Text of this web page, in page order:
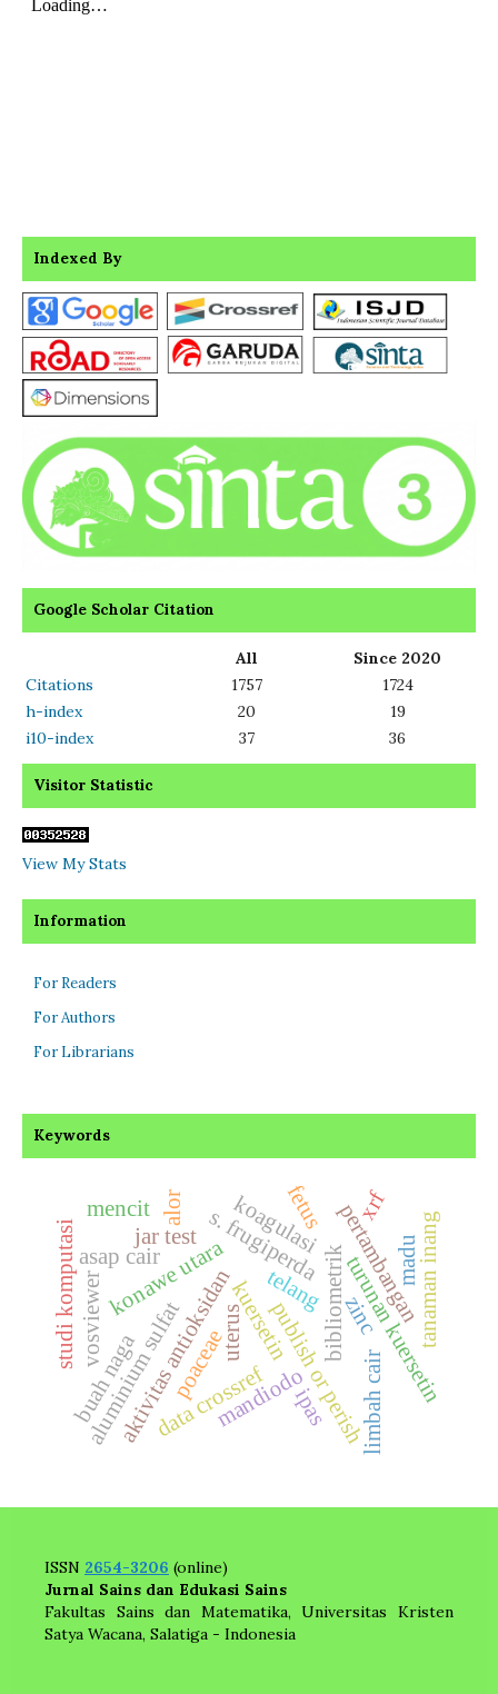
Indexed By
Google Scholar Citation
All
Since 2020
Citations
1757
1724
h-index
20
19
i10-index
37 36
Visitor Statistic
View My Stats
Information
For Readers
For Authors
For Librarians
Keywords
aktivitas antioksidankuersetin
konawe utara
vosviewer publish or perish
data crossref
bibliometrik
asap cair turunan kuersetin
studi komputasi tanaman inang
mandiodo
s. frugiperda
poaceae limbah cair
koagulasi
jar test
aluminium sulfat
telang pertambangan
buah naga
madu
alor
uterus
mencit fetus
zinc
xrf
ipas
ISSN 2654-3206 (online)
Jurnal Sains dan Edukasi Sains
Fakultas Sains dan Matematika, Universitas Kristen
Satya Wacana, Salatiga - Indonesia